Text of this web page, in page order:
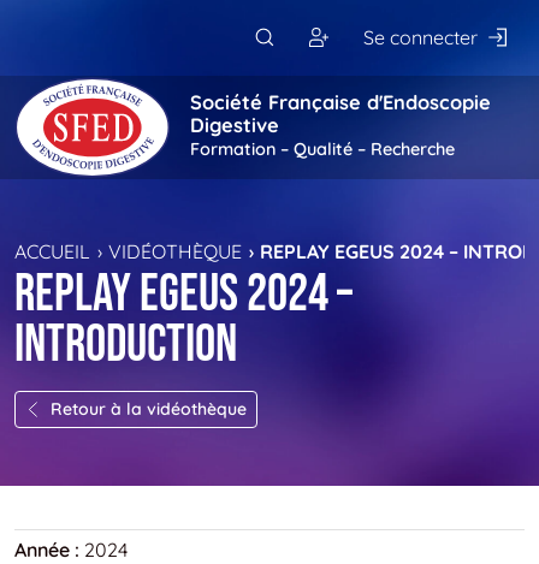
Se connecter
Société Française d'Endoscopie
Digestive
Formation – Qualité – Recherche
ACCUEIL VIDÉOTHÈQUE REPLAY EGEUS 2024 –
Replay EGEUS 2024 –
Introduction
Retour à la vidéothèque
Année : 2024